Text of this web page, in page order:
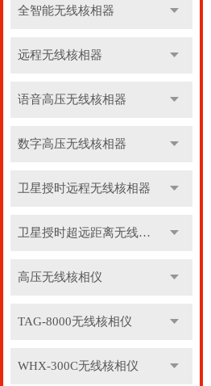
全智能无线核相器
远程无线核相器
语音高压无线核相器
数字高压无线核相器
卫星授时远程无线核相器
卫星授时超远距离无线核相器
高压无线核相仪
TAG-8000无线核相仪
WHX-300C无线核相仪